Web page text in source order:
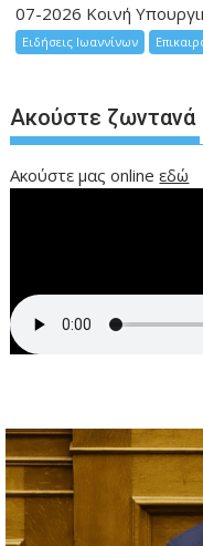
07-2026 Κοινή
Ειδήσεις Ιωαννίνων
Ακούστε ζωντανά
Ακούστε μας onlineεδώ